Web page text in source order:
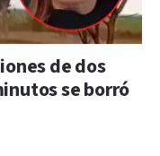
de dos
se borró